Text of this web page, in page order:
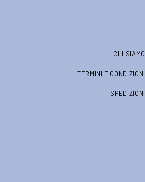
CHI SIAMO
TERMINI E CONDIZIONI
SPEDIZIONI